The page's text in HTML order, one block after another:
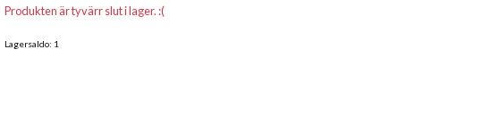
Produkten är tyvärr slut i lager. :(
Lagersaldo: 1